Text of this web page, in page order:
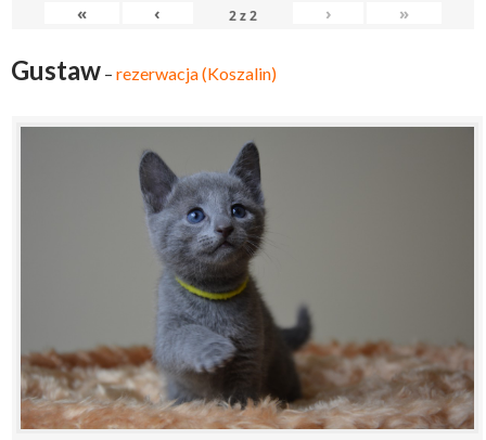
« ‹ 2z2 › »
Gustaw – rezerwacja (Koszalin)